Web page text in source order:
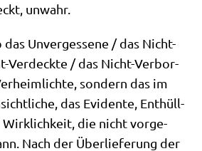
unwahr.
das Unver­ges­se­ne /​ das Nicht-
Ver­deck­te /​ das Nicht-Ver­bor­
son­dern das im
das Evi­den­te, Ent­hüll­
Wirk­lich­keit, die nicht vor­ge­
Nach der Über­lie­fe­rung der